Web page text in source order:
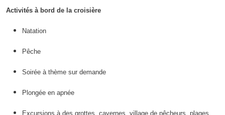
Activités à bord de la croisière
Natation
Pêche
Soirée à thème sur demande
Plongée en apnée
Excursions à des grottes, cavernes, village de pêcheurs, plages